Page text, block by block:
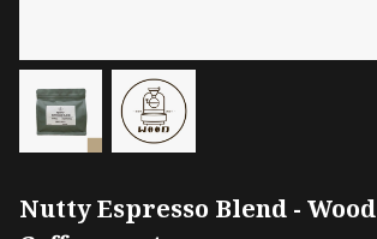
Nutty Espresso Blend - Wood